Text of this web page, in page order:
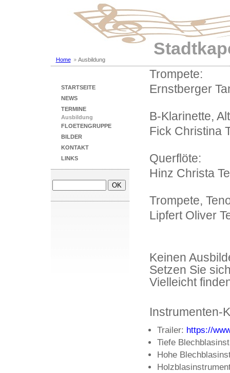
Home Ausbildung
STARTSEITE
NEWS
TERMINE
Ausbildung
FLOETENGRUPPE
BILDER
KONTAKT
LINKS
Trompete:
Ernstberger
B-Klarinette,
Fick Christina
Querflöte:
Hinz Christa
Trompete,
Lipfert Oliver
Keinen
Setzen Sie
Vielleicht
Instrumenten-
Trailer: https://
Tiefe
Hohe